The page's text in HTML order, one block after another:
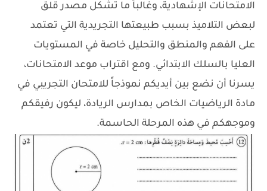
الامتحانات الإشهادية، وغالباً ما تشكل مصدر قلق
لبعض التلاميذ بسبب طبيعتها التجريدية التي تعتمد
على الفهم والمنطق والتحليل خاصة في المستويات
العليا بالسلك الابتدائي. ومع اقتراب موعد الامتحانات،
يسرنا أن نضع بين أيديكم نموذجاً للامتحان التجريبي في
مادة الرياضيات الخاص بمدارس الريادة، ليكون رفيقكم
وموجهكم في هذه المرحلة الحاسمة.